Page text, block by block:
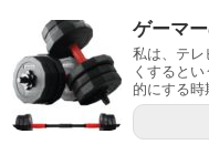
ゲーマ
私は、テレ
くすると
的にする